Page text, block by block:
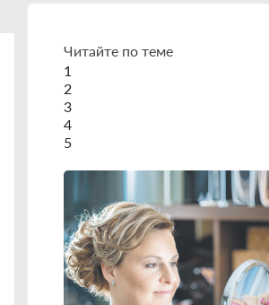
Читайте по теме
1
2
3
4
5